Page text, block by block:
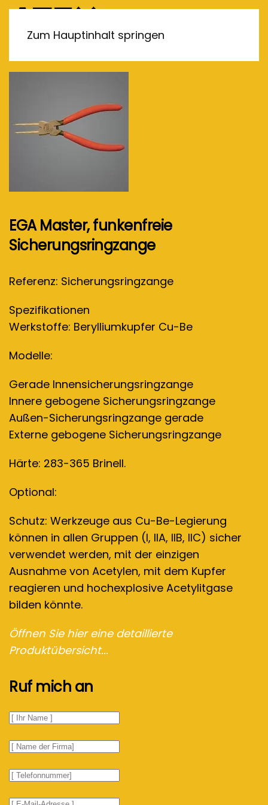
Zum Hauptinhalt springen
EGA Master, funkenfreie
Sicherungsringzange
Referenz: Sicherungsringzange
Spezifikationen
Werkstoffe: Berylliumkupfer Cu-Be
Modelle:
Gerade Innensicherungsringzange
Innere gebogene Sicherungsringzange
Außen-Sicherungsringzange gerade
Externe gebogene Sicherungsringzange
Härte: 283-365 Brinell.
Optional:
Schutz: Werkzeuge aus Cu-Be-Legierung
können in allen Gruppen (I, IIA, IIB, IIC) sicher
verwendet werden, mit der einzigen
Ausnahme von Acetylen, mit dem Kupfer
reagieren und hochexplosive Acetylitgase
bilden könnte.
Öffnen Sie hier eine detaillierte
Produktübersicht...
Ruf mich an